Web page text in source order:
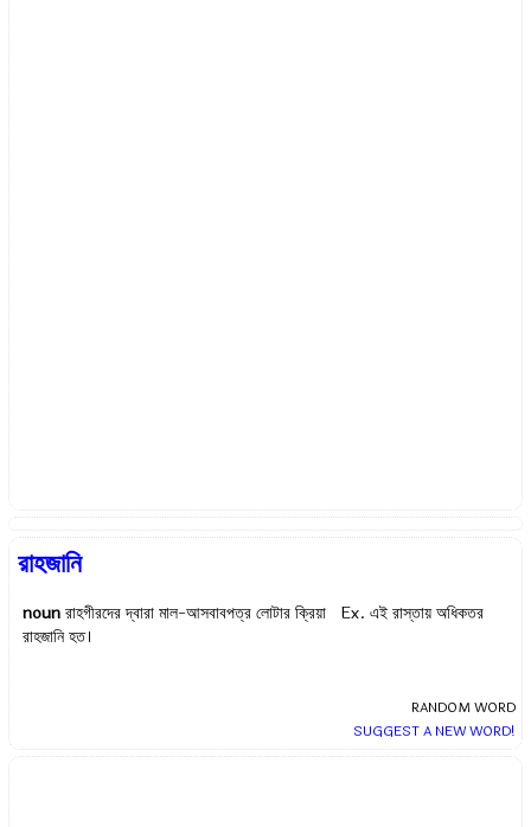
রাহজানি
noun রাহগীরদের দ্বারা মাল-আসবাবপত্র লোটার ক্রিয়া Ex.এই রাস্তায় অধিকতর
রাহজানি হত।
RANDOM WORD
SUGGEST A NEW WORD!